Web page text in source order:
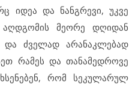
იდეა და ნანგრევი, უკვე
აღდგომის მეორე დღიდან
და ძველად არანაკლებად
რამეს და თანამედროვე
რომ სეკულარულ